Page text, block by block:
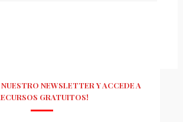
NUESTRO NEWSLETTER Y ACCEDE A
GRATUITOS!